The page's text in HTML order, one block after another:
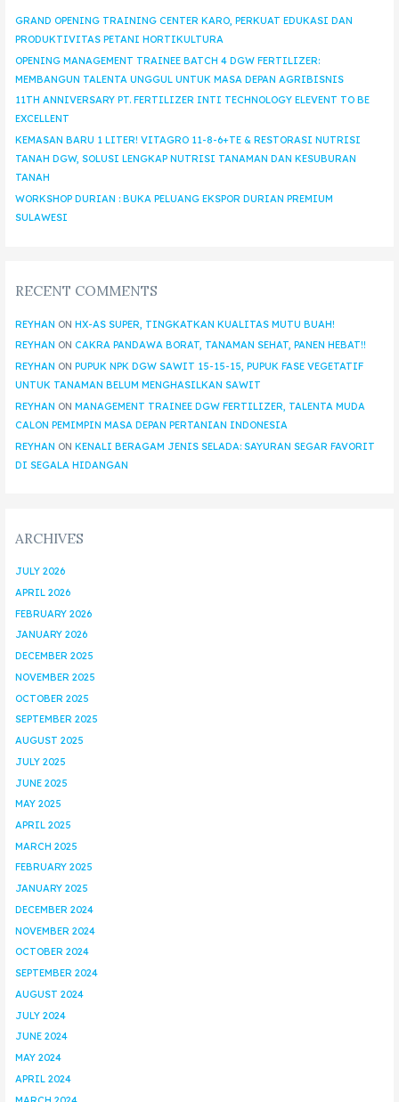
GRAND OPENING TRAINING CENTER KARO, PERKUAT EDUKASI DAN
PRODUKTIVITAS PETANI HORTIKULTURA
OPENING MANAGEMENT TRAINEE BATCH 4 DGW FERTILIZER:
MEMBANGUN TALENTA UNGGUL UNTUK MASA DEPAN AGRIBISNIS
11TH ANNIVERSARY PT. FERTILIZER INTI TECHNOLOGY ELEVENT TO BE
EXCELLENT
KEMASAN BARU 1 LITER! VITAGRO 11-8-6+TE & RESTORASI NUTRISI
TANAH DGW, SOLUSI LENGKAP NUTRISI TANAMAN DAN KESUBURAN
TANAH
WORKSHOP DURIAN : BUKA PELUANG EKSPOR DURIAN PREMIUM
SULAWESI
RECENT COMMENTS
REYHAN ON HX-AS SUPER, TINGKATKAN KUALITAS MUTU BUAH!
REYHAN ON CAKRA PANDAWA BORAT, TANAMAN SEHAT, PANEN HEBAT!!
REYHAN ON PUPUK NPK DGW SAWIT 15-15-15, PUPUK FASE VEGETATIF
UNTUK TANAMAN BELUM MENGHASILKAN SAWIT
REYHAN ON MANAGEMENT TRAINEE DGW FERTILIZER, TALENTA MUDA
CALON PEMIMPIN MASA DEPAN PERTANIAN INDONESIA
REYHAN ON KENALI BERAGAM JENIS SELADA: SAYURAN SEGAR FAVORIT
DI SEGALA HIDANGAN
ARCHIVES
JULY 2026
APRIL 2026
FEBRUARY 2026
JANUARY 2026
DECEMBER 2025
NOVEMBER 2025
OCTOBER 2025
SEPTEMBER 2025
AUGUST 2025
JULY 2025
JUNE 2025
MAY 2025
APRIL 2025
MARCH 2025
FEBRUARY 2025
JANUARY 2025
DECEMBER 2024
NOVEMBER 2024
OCTOBER 2024
SEPTEMBER 2024
AUGUST 2024
JULY 2024
JUNE 2024
MAY 2024
APRIL 2024